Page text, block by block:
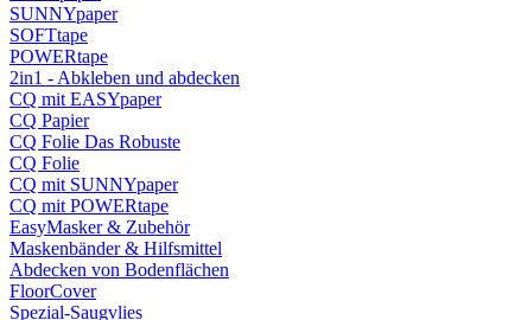
SUNNYpaper
SOFTtape
POWERtape
2in1 - Abkleben und abdecken
CQ mit EASYpaper
CQ Papier
CQ Folie Das Robuste
CQ Folie
CQ mit SUNNYpaper
CQ mit POWERtape
EasyMasker & Zubehör
Maskenbänder & Hilfsmittel
Abdecken von Bodenflächen
FloorCover
Spezial-Saugvlies